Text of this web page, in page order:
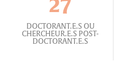
27
DOCTORANT.E.S OU
CHERCHEUR.E.S POST-
DOCTORANT.E.S